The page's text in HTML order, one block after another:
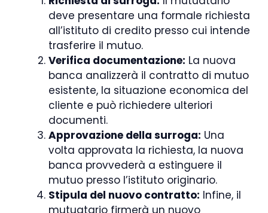
deve presentare una formale richiesta
all’istituto di credito presso cui intende
trasferire il mutuo.
Verifica documentazione: La nuova
banca analizzerà il contratto di mutuo
esistente, la situazione economica del
cliente e può richiedere ulteriori
documenti.
Approvazione della surroga: Una
volta approvata la richiesta, la nuova
banca provvederà a estinguere il
mutuo presso l’istituto originario.
Stipula del nuovo contratto: Infine, il
mutuatario firmerà un nuovo